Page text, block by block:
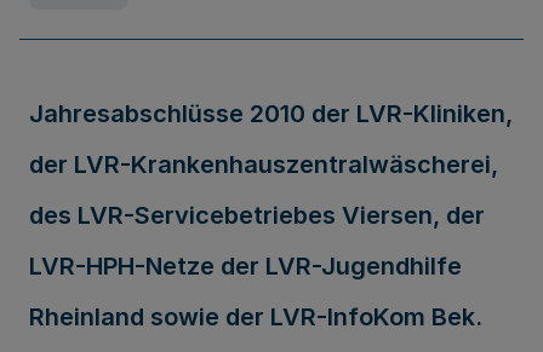
Jahresabschlüsse 2010 der LVR-Kliniken,
der LVR-Krankenhauszentralwäscherei,
des LVR-Servicebetriebes Viersen, der
LVR-HPH-Netze der LVR-Jugendhilfe
Rheinland sowie der LVR-InfoKom Bek.